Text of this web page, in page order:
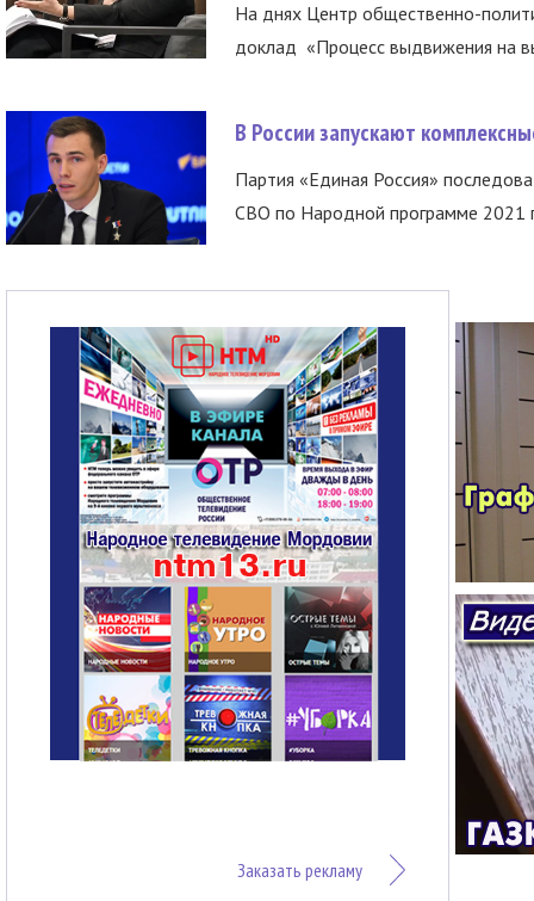
На днях Центр общественно-
доклад «Процесс выдвижения на
В России запускают
Партия «Единая Россия»
СВО по Народной программе 2021
Заказать рекламу